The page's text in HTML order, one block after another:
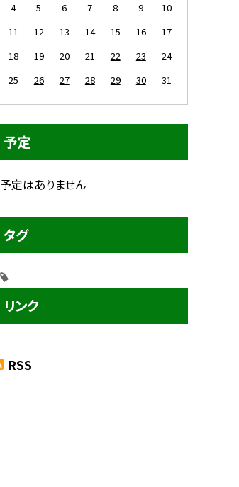
4
5 6 7 8 9
10
11
12 13 14 15 16
17
18
19 20 21 22 23
24
25
26 27 28 29 30 31
予定
予定はありません
タグ
リンク
RSS